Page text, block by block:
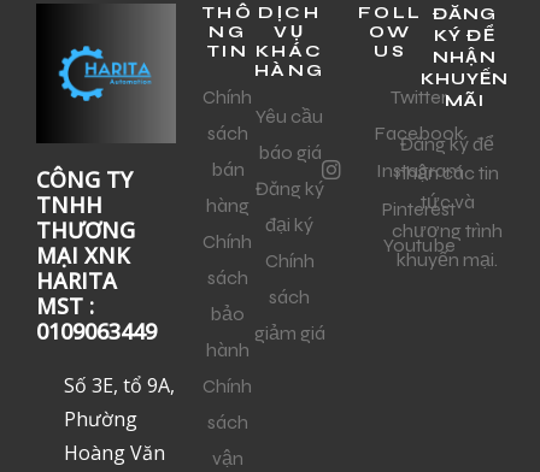
CÔNG TY
TNHH
THƯƠNG
MẠI XNK
HARITA
MST :
0109063449
Số 3E, tổ 9A,
Phường
Hoàng Văn
THÔ
NG
TIN
Chính
sách
bán
hàng
Chính
sách
bảo
hành
Chính
sách
vận
DỊCH
VỤ
KHÁC
HÀNG
Yêu cầu
báo giá
Đăng ký
đại ký
Chính
sách
giảm giá
FOLL
OW
US
Twitter
Facebook
Instagram
Pinterest
Youtube
ĐĂNG
KÝ ĐỂ
NHẬN
KHUYẾN
MÃI
Đăng ký để
nhận các tin
tức và
chương trình
khuyến mại.